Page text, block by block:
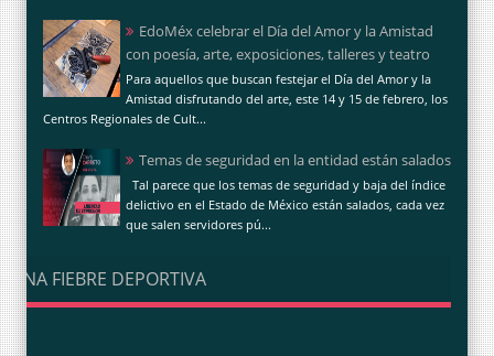
EdoMéx celebrar el Día del Amor y la Amistad
con poesía, arte, exposiciones, talleres y teatro
Para aquellos que buscan festejar el Día del Amor y la
Amistad disfrutando del arte, este 14 y 15 de febrero, los
Centros Regionales de Cult...
Temas de seguridad en la entidad están salados
Tal parece que los temas de seguridad y baja del índice
delictivo en el Estado de México están salados, cada vez
que salen servidores pú...
UNA FIEBRE DEPORTIVA